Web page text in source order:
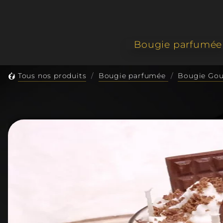
Bougie parfumée
Tous nos produits Bougie parfumée Bougie